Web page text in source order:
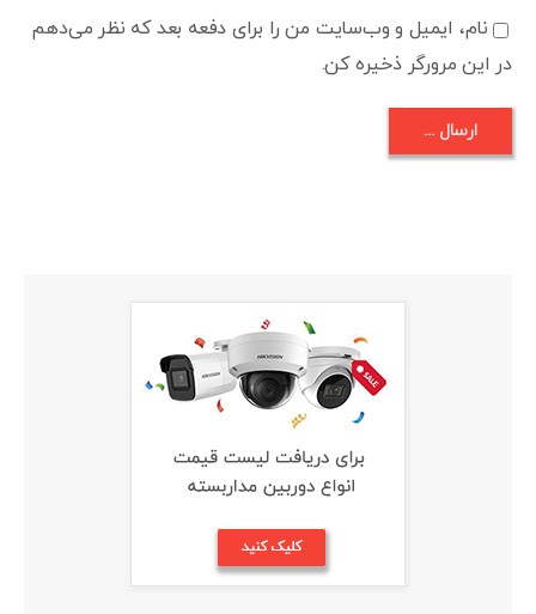
نام، ایمیل و وب‌سایت من را برای دفعه بعد که نظر می‌دهم
در این مرورگر ذخیره کن.